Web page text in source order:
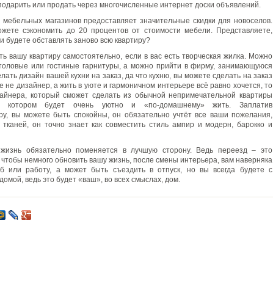
или продать через многочисленные интернет доски объявлений.
магазинов предоставляет значительные скидки для новоселов.
сэкономить до 20 процентов от стоимости мебели. Представляете,
будете обставлять заново всю квартиру?
вашу квартиру самостоятельно, если в вас есть творческая жилка. Можно
или гостиные гарнитуры, а можно прийти в фирму, занимающуюся
дизайн вашей кухни на заказ, да что кухню, вы можете сделать на заказ
дизайнер, а жить в уюте и гармоничном интерьере всё равно хочется, то
который сможет сделать из обычной непримечательной квартиры
в котором будет очень уютно и «по-домашнему» жить. Заплатив
вы можете быть спокойны, он обязательно учтёт все ваши пожелания,
он точно знает как совместить стиль ампир и модерн, барокко и
обязательно поменяется в лучшую сторону. Ведь переезд – это
немного обновить вашу жизнь, после смены интерьера, вам наверняка
или работу, а может быть съездить в отпуск, но вы всегда будете с
ведь это будет «ваш», во всех смыслах, дом.